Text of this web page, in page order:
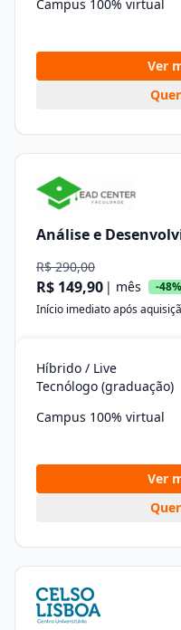
Campus 100% virtual
Ver
Análise e
R$ 290,00
R$ 149,90 | mês
-48%
Início imediato após
Híbrido / Live
Tecnólogo (graduação)
Campus 100% virtual
Ver